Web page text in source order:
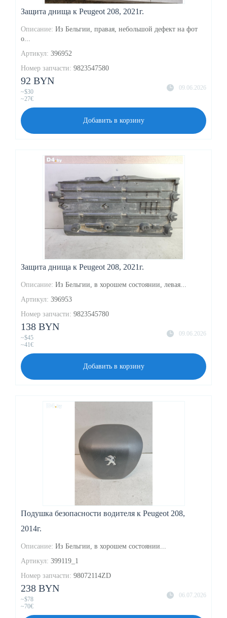
Защита днища к Peugeot 208, 2021г.
Описание: Из Бельгии, правая, небольшой дефект на фот
о...
Артикул: 396952
Номер запчасти: 9823547580
09.06.2026
92 BYN
~$30
~27€
Добавить в корзину
Защита днища к Peugeot 208, 2021г.
Описание: Из Бельгии, в хорошем состоянии, левая...
Артикул: 396953
Номер запчасти: 9823545780
09.06.2026
138 BYN
~$45
~41€
Добавить в корзину
Подушка безопасности водителя к Peugeot 208,
2014г.
Описание: Из Бельгии, в хорошем состоянии...
Артикул: 399119_1
Номер запчасти: 98072114ZD
06.07.2026
238 BYN
~$78
~70€